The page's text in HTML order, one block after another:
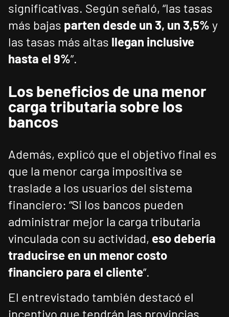
significativas. Según señaló, “las tasas
más bajas parten desde un 3, un 3,5% y
las tasas más altas llegan inclusive
hasta el 9%”.
Los beneficios de una menor
carga tributaria sobre los
bancos
Además, explicó que el objetivo final es
que la menor carga impositiva se
traslade a los usuarios del sistema
financiero: “Si los bancos pueden
administrar mejor la carga tributaria
vinculada con su actividad, eso debería
traducirse en un menor costo
financiero para el cliente”.
El entrevistado también destacó el
incentivo que tendrán las provincias